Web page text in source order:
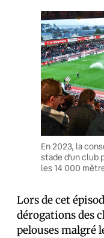
En 2023, la
stade d’un club
les 14 000
Lors de cet
dérogations des
pelouses malgré